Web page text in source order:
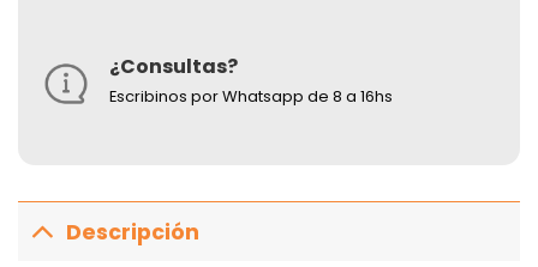
¿Consultas?
Escribinos por Whatsapp de 8 a 16hs
Descripción